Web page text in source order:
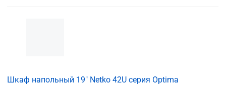
Шкаф напольный 19" Netko 42U серия Optima